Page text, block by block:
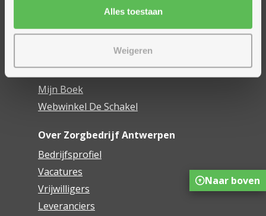
Alles toestaan
Weigeren
Woonzorgcentra
Onze innovaties
Mijn Boek
Webwinkel De Schakel
Over Zorgbedrijf Antwerpen
Bedrijfsprofiel
Vacatures
Vrijwilligers
Leveranciers
Naar boven